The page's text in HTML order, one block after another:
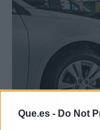
Que.es - Do Not